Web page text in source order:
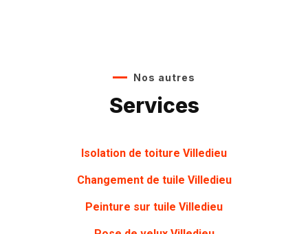
Nos autres
Services
Isolation de toiture Villedieu
Changement de tuile Villedieu
Peinture sur tuile Villedieu